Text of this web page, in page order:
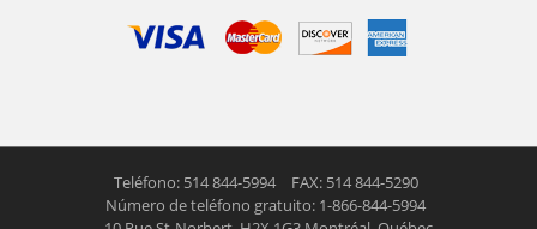
Teléfono: 514 844-5994
FAX: 514 844-5290
Número de teléfono gratuito: 1-866-844-5994